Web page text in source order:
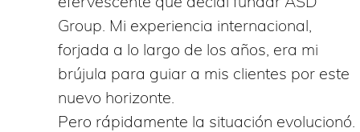
Group. Mi experiencia internacional,
forjada a lo largo de los años, era mi
brújula para guiar a mis clientes por este
nuevo horizonte.
Pero rápidamente la situación evolucionó.